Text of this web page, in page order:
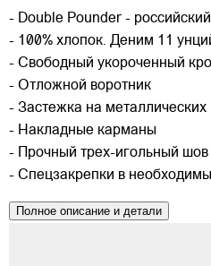
- Double Pounder -
- 100% хлопок. Деним 11
- Свободный укороченный
- Отложной воротник
- Застежка на металлических
- Накладные карманы
- Прочный трех-игольный шов
- Спецзакрепки в
Полное описание и детали